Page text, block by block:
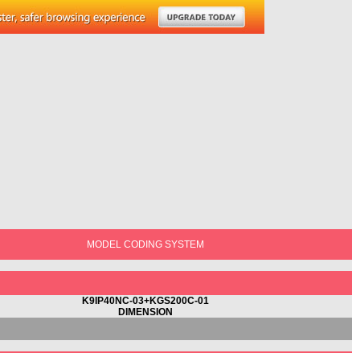
MODEL CODING SYSTEM
K9IP40NC-03+KGS200C-01
DIMENSION